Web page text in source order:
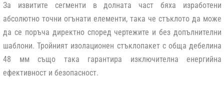
За извитите сегменти в долната част бяха изработени
абсолютно точни огънати елементи, така че стъклото да може
да се поръча директно според чертежите и без допълнителни
шаблони. Тройният изолационен стъклопакет с обща дебелина
48 мм също така гарантира изключителна енергийна
ефективност и безопасност.